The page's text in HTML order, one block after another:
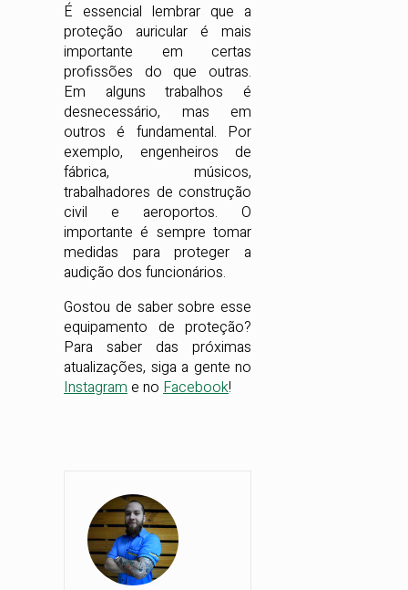
É essencial lembrar que a
proteção auricular é mais
importante em certas
profissões do que outras.
Em alguns trabalhos é
desnecessário, mas em
outros é fundamental. Por
exemplo, engenheiros de
fábrica, músicos,
trabalhadores de construção
civil e aeroportos. O
importante é sempre tomar
medidas para proteger a
audição dos funcionários.
Gostou de saber sobre esse
equipamento de proteção?
Para saber das próximas
atualizações, siga a gente no
Instagrame no Facebook!